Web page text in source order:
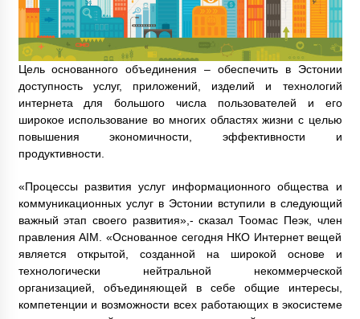
Цель основанного объединения – обеспечить в Эстонии
доступность услуг, приложений, изделий и технологий
интернета для большого числа пользователей и его
широкое использование во многих областях жизни с целью
повышения экономичности, эффективности и
продуктивности.
«Процессы развития услуг информационного общества и
коммуникационных услуг в Эстонии вступили в следующий
важный этап своего развития»,- сказал Тоомас Пеэк, член
правления AIM. «Основанное сегодня НКО Интернет вещей
является открытой, созданной на широкой основе и
технологически нейтральной некоммерческой
организацией, объединяющей в себе общие интересы,
компетенции и возможности всех работающих в экосистеме